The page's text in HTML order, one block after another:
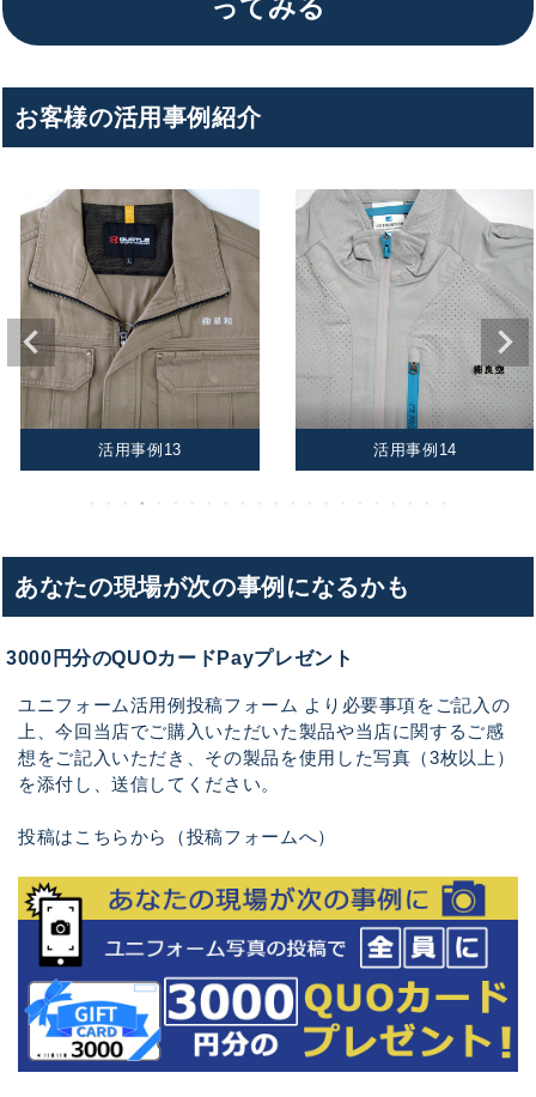
ってみる
お客様の活用事例紹介
活用事例13 活用事例14
あなたの現場が次の事例になるかも
3000円分のQUOカードPayプレゼント
ユニフォーム活用例投稿フォーム より必要事項をご記入の
上、今回当店でご購入いただいた製品や当店に関するご感
想をご記入いただき、その製品を使用した写真（3枚以上）
を添付し、送信してください。
投稿はこちらから（投稿フォームへ）